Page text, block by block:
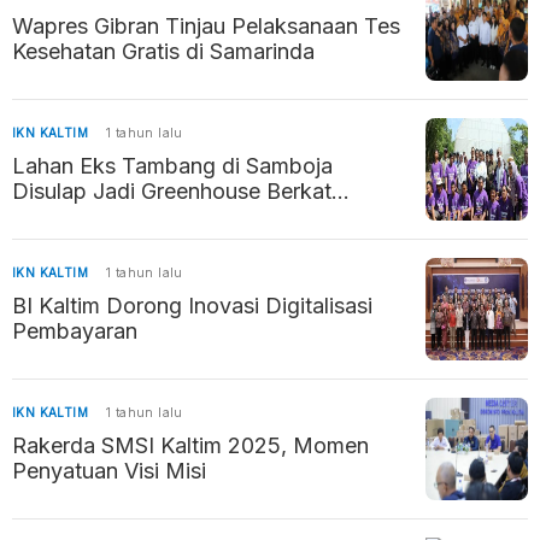
Wapres Gibran Tinjau Pelaksanaan Tes
Kesehatan Gratis di Samarinda
IKN KALTIM 1 tahun lalu
Lahan Eks Tambang di Samboja
Disulap Jadi Greenhouse Berkat
IKN KALTIM 1 tahun lalu
BI Kaltim Dorong Inovasi Digitalisasi
Pembayaran
IKN KALTIM 1 tahun lalu
Rakerda SMSI Kaltim 2025, Momen
Penyatuan Visi Misi